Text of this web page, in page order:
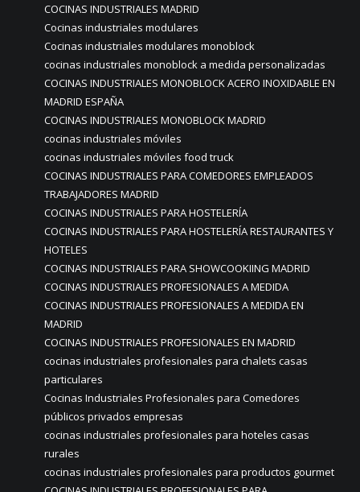
COCINAS INDUSTRIALES MADRID
Cocinas industriales modulares
Cocinas industriales modulares monoblock
cocinas industriales monoblock a medida personalizadas
COCINAS INDUSTRIALES MONOBLOCK ACERO INOXIDABLE EN
MADRID ESPAÑA
COCINAS INDUSTRIALES MONOBLOCK MADRID
cocinas industriales móviles
cocinas industriales móviles food truck
COCINAS INDUSTRIALES PARA COMEDORES EMPLEADOS
TRABAJADORES MADRID
COCINAS INDUSTRIALES PARA HOSTELERÍA
COCINAS INDUSTRIALES PARA HOSTELERÍA RESTAURANTES Y
HOTELES
COCINAS INDUSTRIALES PARA SHOWCOOKIING MADRID
COCINAS INDUSTRIALES PROFESIONALES A MEDIDA
COCINAS INDUSTRIALES PROFESIONALES A MEDIDA EN
MADRID
COCINAS INDUSTRIALES PROFESIONALES EN MADRID
cocinas industriales profesionales para chalets casas
particulares
Cocinas Industriales Profesionales para Comedores
públicos privados empresas
cocinas industriales profesionales para hoteles casas
rurales
cocinas industriales profesionales para productos gourmet